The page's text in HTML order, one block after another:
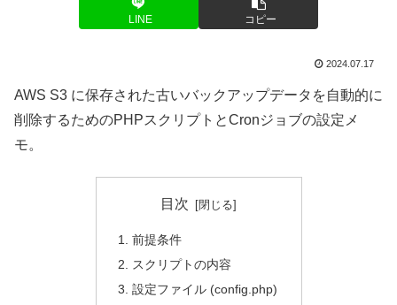
LINE コピー
2024.07.17
AWS S3 に保存された古いバックアップデータを自動的に
削除するためのPHPスクリプトとCronジョブの設定メ
モ。
目次
前提条件
スクリプトの内容
設定ファイル (config.php)